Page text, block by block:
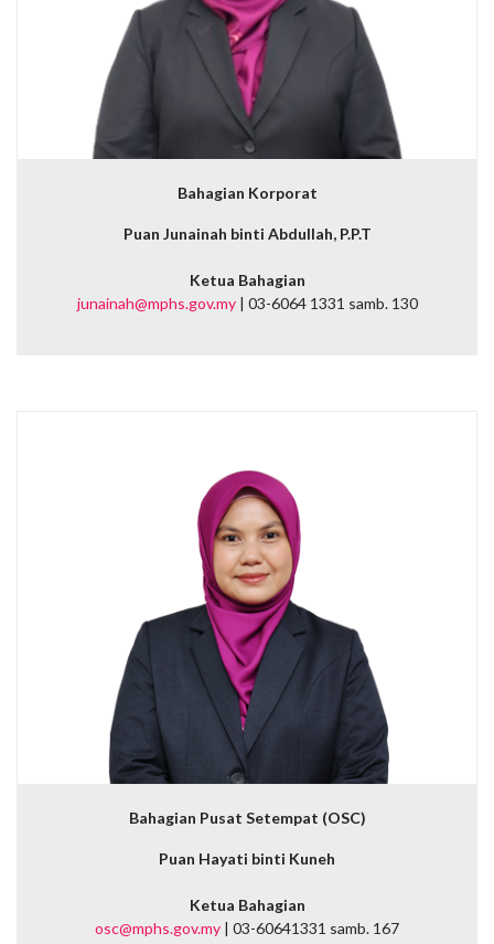
Bahagian Korporat
Puan Junainah binti Abdullah, P.P.T
Ketua Bahagian
junainah@mphs.gov.my| 03-6064 1331 samb. 130
Bahagian Pusat Setempat (OSC)
Puan Hayati binti Kuneh
Ketua Bahagian
osc@mphs.gov.my | 03-60641331 samb. 167